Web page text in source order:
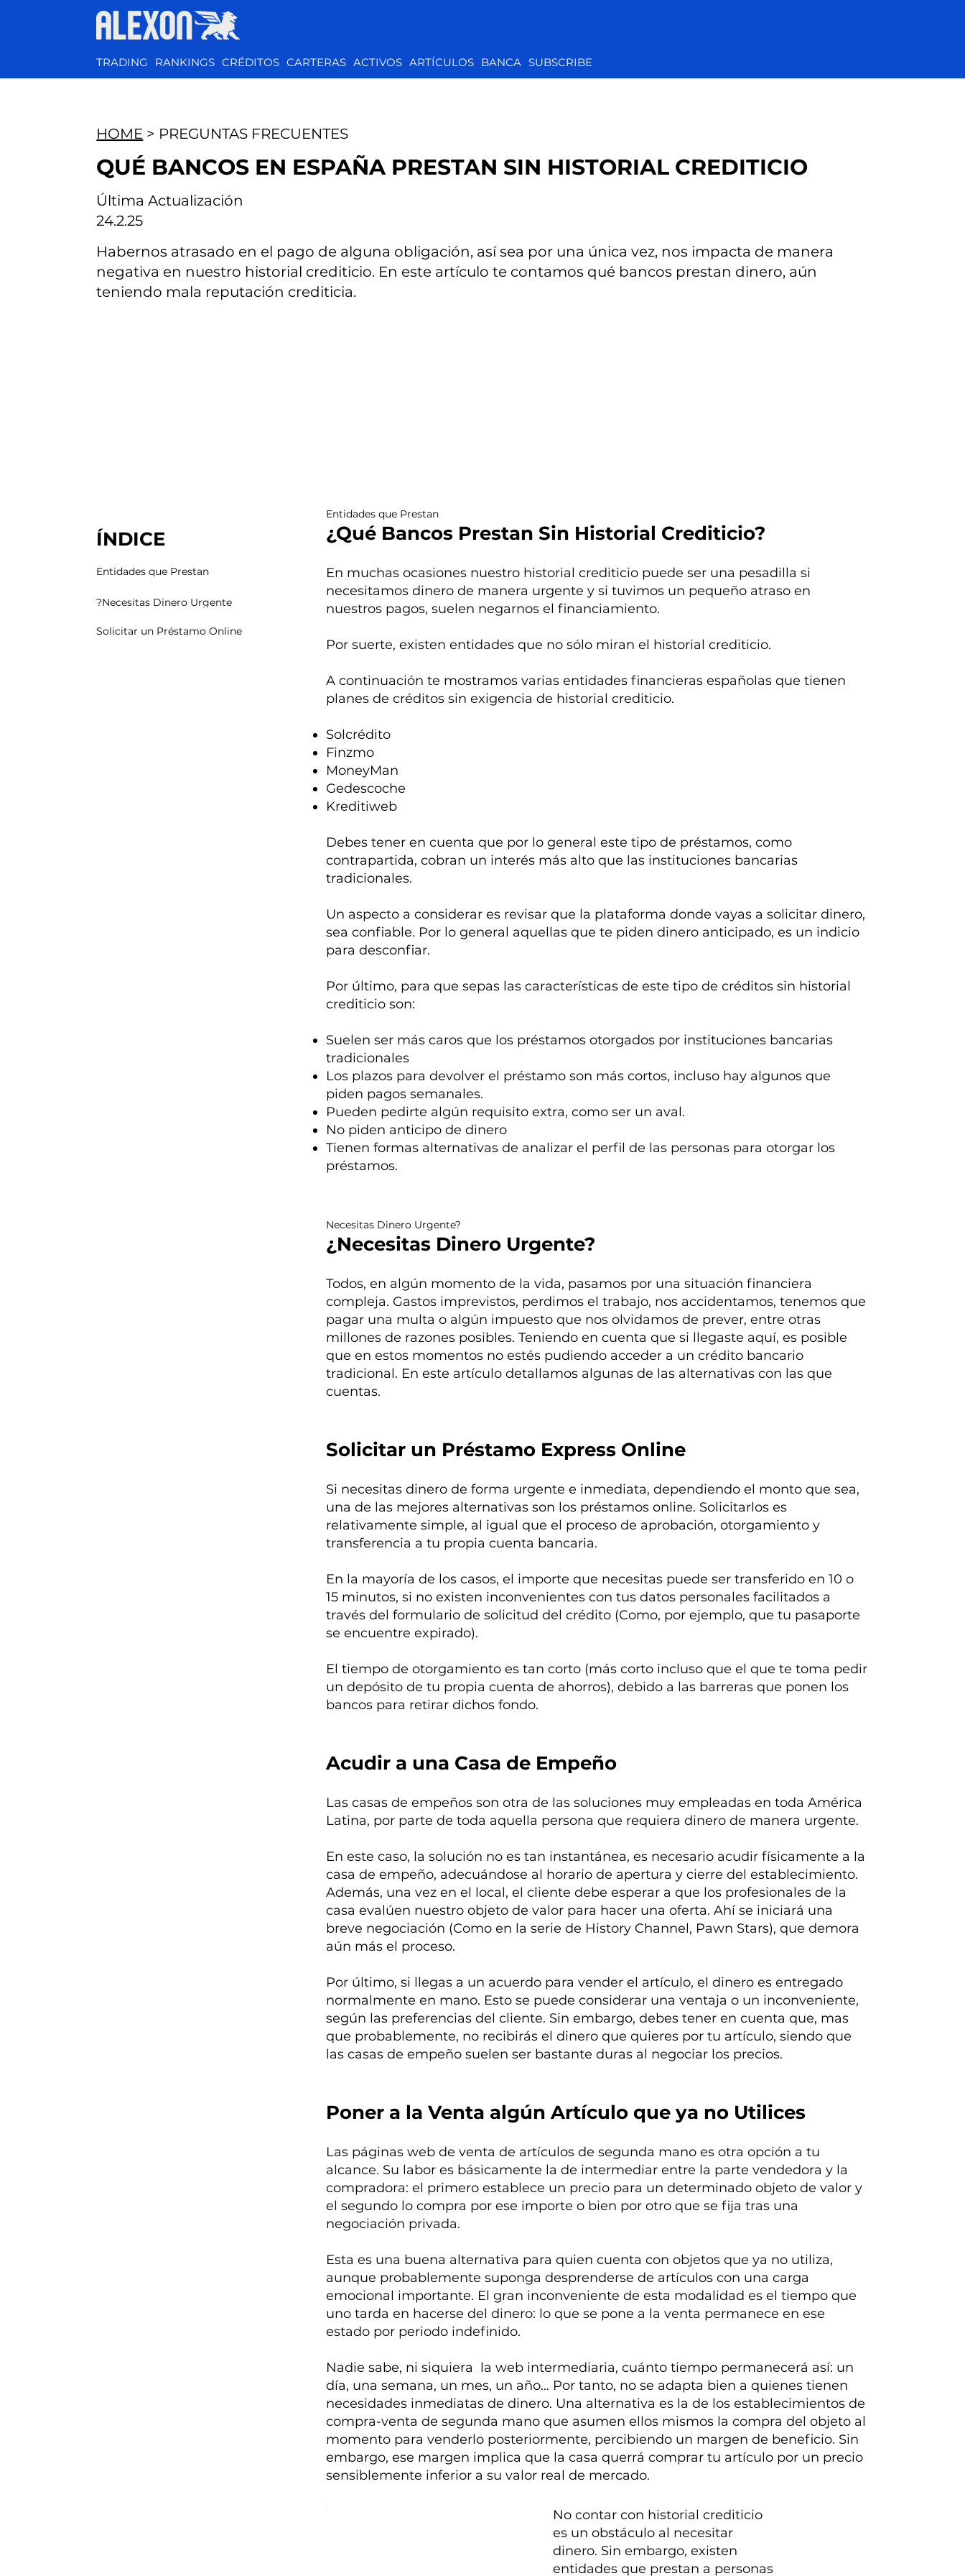
TRADING RANKINGS CRÉDITOS CARTERAS ACTIVOS ARTÍCULOS BANCA SUBSCRIBE
No contar con historial crediticio
es un obstáculo al necesitar
dinero. Sin embargo, existen
entidades que prestan a personas
Necesitas Dinero Urgente?
¿Necesitas Dinero Urgente?
Todos, en algún momento de la vida, pasamos por una situación financiera
compleja. Gastos imprevistos, perdimos el trabajo, nos accidentamos, tenemos que
pagar una multa o algún impuesto que nos olvidamos de prever, entre otras
millones de razones posibles. Teniendo en cuenta que si llegaste aquí, es posible
que en estos momentos no estés pudiendo acceder a un crédito bancario
tradicional. En este artículo detallamos algunas de las alternativas con las que
cuentas.
Solicitar un Préstamo Express Online
Si necesitas dinero de forma urgente e inmediata, dependiendo el monto que sea,
una de las mejores alternativas son los préstamos online. Solicitarlos es
relativamente simple, al igual que el proceso de aprobación, otorgamiento y
transferencia a tu propia cuenta bancaria.
En la mayoría de los casos, el importe que necesitas puede ser transferido en 10 o
15 minutos, si no existen inconvenientes con tus datos personales facilitados a
través del formulario de solicitud del crédito (Como, por ejemplo, que tu pasaporte
se encuentre expirado).
El tiempo de otorgamiento es tan corto (más corto incluso que el que te toma pedir
un depósito de tu propia cuenta de ahorros), debido a las barreras que ponen los
bancos para retirar dichos fondo.
Acudir a una Casa de Empeño
Las casas de empeños son otra de las soluciones muy empleadas en toda América
Latina, por parte de toda aquella persona que requiera dinero de manera urgente.
En este caso, la solución no es tan instantánea, es necesario acudir físicamente a la
casa de empeño, adecuándose al horario de apertura y cierre del establecimiento.
Además, una vez en el local, el cliente debe esperar a que los profesionales de la
casa evalúen nuestro objeto de valor para hacer una oferta. Ahí se iniciará una
breve negociación (Como en la serie de History Channel, Pawn Stars), que demora
aún más el proceso.
Por último, si llegas a un acuerdo para vender el artículo, el dinero es entregado
normalmente en mano. Esto se puede considerar una ventaja o un inconveniente,
según las preferencias del cliente. Sin embargo, debes tener en cuenta que, mas
que probablemente, no recibirás el dinero que quieres por tu artículo, siendo que
las casas de empeño suelen ser bastante duras al negociar los precios.
Poner a la Venta algún Artículo que ya no Utilices
Las páginas web de venta de artículos de segunda mano es otra opción a tu
alcance. Su labor es básicamente la de intermediar entre la parte vendedora y la
compradora: el primero establece un precio para un determinado objeto de valor y
el segundo lo compra por ese importe o bien por otro que se fija tras una
negociación privada.
Esta es una buena alternativa para quien cuenta con objetos que ya no utiliza,
aunque probablemente suponga desprenderse de artículos con una carga
emocional importante. El gran inconveniente de esta modalidad es el tiempo que
uno tarda en hacerse del dinero: lo que se pone a la venta permanece en ese
estado por periodo indefinido.
Nadie sabe, ni siquiera la web intermediaria, cuánto tiempo permanecerá así: un
día, una semana, un mes, un año… Por tanto, no se adapta bien a quienes tienen
necesidades inmediatas de dinero. Una alternativa es la de los establecimientos de
compra-venta de segunda mano que asumen ellos mismos la compra del objeto al
momento para venderlo posteriormente, percibiendo un margen de beneficio. Sin
embargo, ese margen implica que la casa querrá comprar tu artículo por un precio
sensiblemente inferior a su valor real de mercado.
Entidades que Prestan
¿Qué Bancos Prestan Sin Historial Crediticio?
En muchas ocasiones nuestro historial crediticio puede ser una pesadilla si
necesitamos dinero de manera urgente y si tuvimos un pequeño atraso en
nuestros pagos, suelen negarnos el financiamiento.
Por suerte, existen entidades que no sólo miran el historial crediticio.
A continuación te mostramos varias entidades financieras españolas que tienen
planes de créditos sin exigencia de historial crediticio.
Solcrédito
Finzmo
MoneyMan
Gedescoche
Kreditiweb
Debes tener en cuenta que por lo general este tipo de préstamos, como
contrapartida, cobran un interés más alto que las instituciones bancarias
tradicionales.
Un aspecto a considerar es revisar que la plataforma donde vayas a solicitar dinero,
sea confiable. Por lo general aquellas que te piden dinero anticipado, es un indicio
para desconfiar.
Por último, para que sepas las características de este tipo de créditos sin historial
crediticio son:
Suelen ser más caros que los préstamos otorgados por instituciones bancarias
tradicionales
Los plazos para devolver el préstamo son más cortos, incluso hay algunos que
piden pagos semanales.
Pueden pedirte algún requisito extra, como ser un aval.
No piden anticipo de dinero
Tienen formas alternativas de analizar el perfil de las personas para otorgar los
préstamos.
ÍNDICE
Entidades que Prestan
Necesitas Dinero Urgente?
Solicitar un Préstamo Online
Última Actualización
24.2.25
HOME > PREGUNTAS FRECUENTES
QUÉ BANCOS EN ESPAÑA PRESTAN SIN HISTORIAL CREDITICIO
Habernos atrasado en el pago de alguna obligación, así sea por una única vez, nos impacta de manera
negativa en nuestro historial crediticio. En este artículo te contamos qué bancos prestan dinero, aún
teniendo mala reputación crediticia.